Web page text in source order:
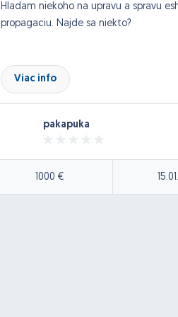
Hladam niekoho na upravu a spravu
propagaciu. Najde sa niekto?
Viac info
pakapuka
1000 €